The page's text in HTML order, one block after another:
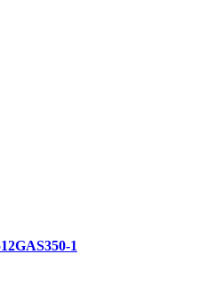
1